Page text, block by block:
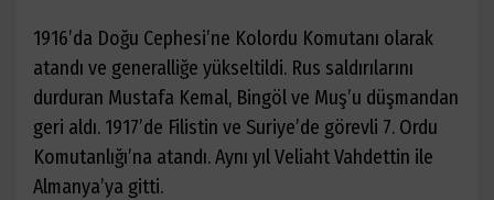
1916’da Doğu Cephesi’ne Kolordu Komutanı olarak
atandı ve generalliğe yükseltildi. Rus saldırılarını
durduran Mustafa Kemal, Bingöl ve Muş’u düşmandan
geri aldı. 1917’de Filistin ve Suriye’de görevli 7. Ordu
Komutanlığı’na atandı. Aynı yıl Veliaht Vahdettin ile
Almanya’ya gitti.